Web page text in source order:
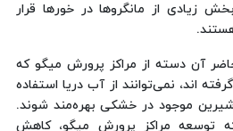
زیادی از مانگروها در خورها قرار
آن دسته از مراکز پرورش میگو که
اند، نمی‌توانند از آب دریا استفاده
شیرین موجود در خشکی بهره‌مند شوند.
توسعه مراکز پرورش میگو، کاهش